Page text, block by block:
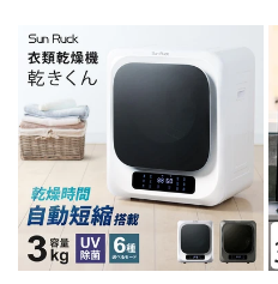
シ
ョ
ン
: